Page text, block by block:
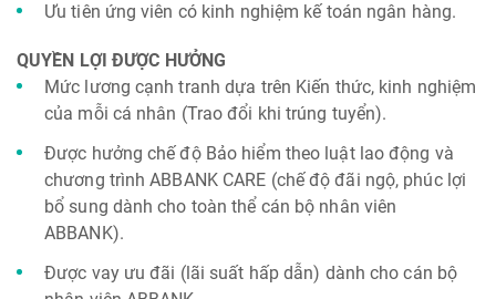
Ưu tiên ứng viên có kinh nghiệm kế toán ngân hàng.
QUYỀN LỢI ĐƯỢC HƯỞNG
Mức lương cạnh tranh dựa trên Kiến thức, kinh nghiệm
của mỗi cá nhân (Trao đổi khi trúng tuyển).
Được hưởng chế độ Bảo hiểm theo luật lao động và
chương trình ABBANK CARE (chế độ đãi ngộ, phúc lợi
bổ sung dành cho toàn thể cán bộ nhân viên
ABBANK).
Được vay ưu đãi (lãi suất hấp dẫn) dành cho cán bộ